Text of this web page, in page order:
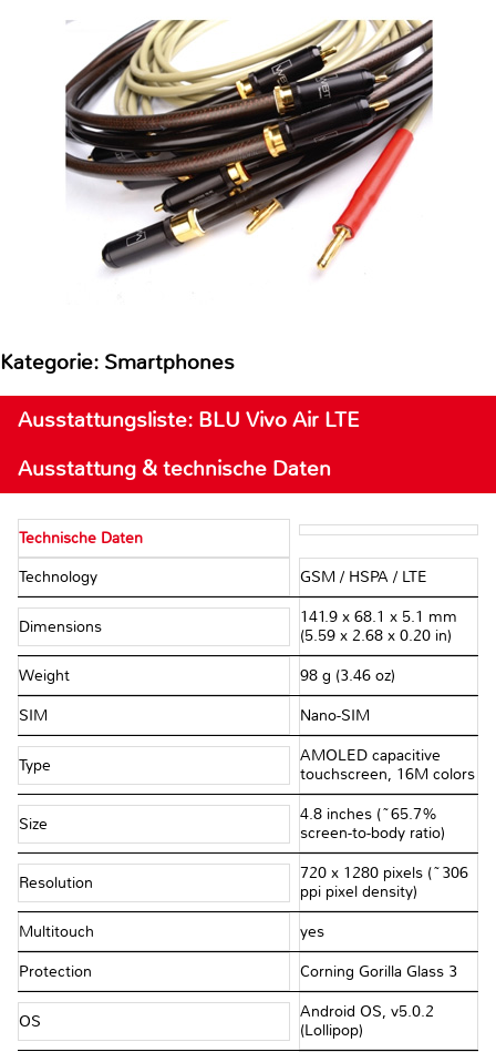
Kategorie: Smartphones
Ausstattungsliste: BLU Vivo Air LTE
Ausstattung & technische Daten
Technische Daten
Technology GSM / HSPA / LTE
Dimensions
141.9 x 68.1 x 5.1 mm
(5.59 x 2.68 x 0.20 in)
Weight 98 g (3.46 oz)
SIM Nano-SIM
Type
AMOLED capacitive
touchscreen, 16M colors
Size
4.8 inches (~65.7%
screen-to-body ratio)
Resolution
720 x 1280 pixels (~306
ppi pixel density)
Multitouch yes
Protection Corning Gorilla Glass 3
OS
Android OS, v5.0.2
(Lollipop)